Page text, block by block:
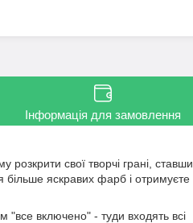
Інформація для замовлення
свої творчі грані, ставши
більше яскравих фарб і отримуєте
включено" - туди входять всі